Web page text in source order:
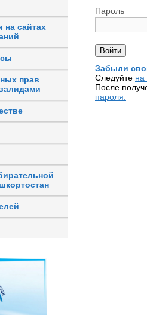
на сайтах
прав
Пароль
Забыли
Следуйте на
После
пароля.